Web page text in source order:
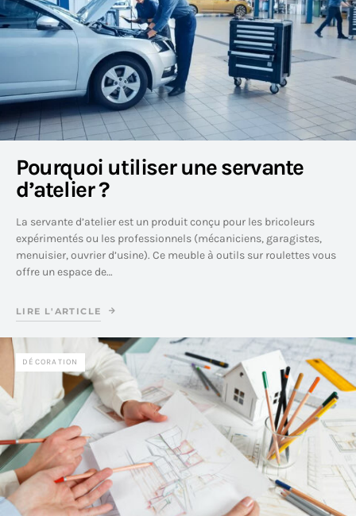
Pourquoi utiliser une servante
d’atelier ?
La servante d’atelier est un produit conçu pour les bricoleurs
expérimentés ou les professionnels (mécaniciens, garagistes,
menuisier, ouvrier d’usine). Ce meuble à outils sur roulettes vous
offre un espace de…
LIRE L'ARTICLE
DÉCORATION